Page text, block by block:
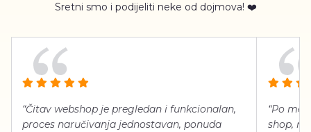
Sretni smo i podijeliti neke od dojmova! ❤️
“Čitav webshop je pregledan i funkcionalan,
proces naručivanja jednostavan, ponuda
“Po
shop,